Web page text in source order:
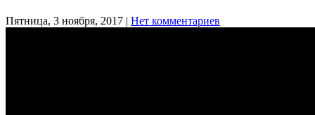
Пятница, 3 ноября, 2017 | Нет комментариев